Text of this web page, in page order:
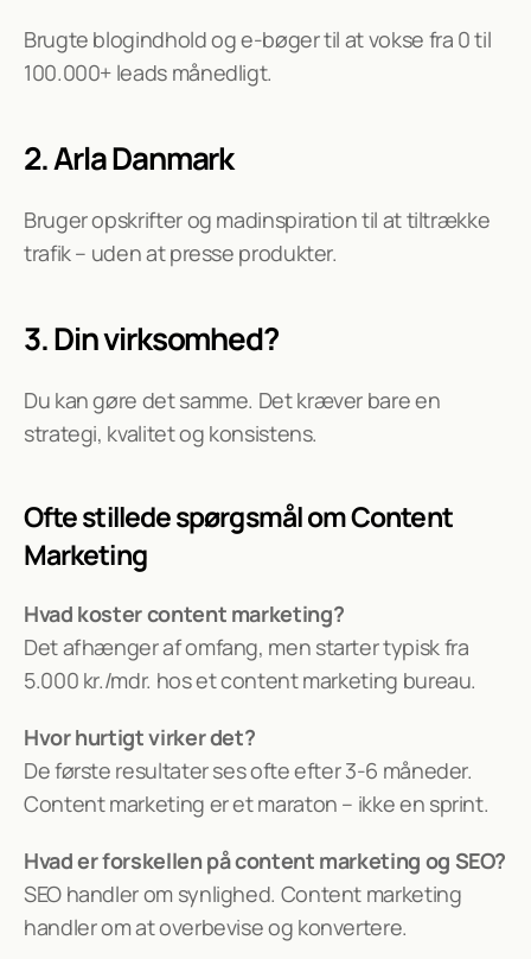
Brugte blogindhold og e-bøger til at vokse fra 0 til
100.000+ leads månedligt.
2. Arla Danmark
Bruger opskrifter og madinspiration til at tiltrække
trafik – uden at presse produkter.
3. Din virksomhed?
Du kan gøre det samme. Det kræver bare en
strategi, kvalitet og konsistens.
Ofte stillede spørgsmål om Content
Marketing
Hvad koster content marketing?
Det afhænger af omfang, men starter typisk fra
5.000 kr./mdr. hos et content marketing bureau.
Hvor hurtigt virker det?
De første resultater ses ofte efter 3-6 måneder.
Content marketing er et maraton – ikke en sprint.
Hvad er forskellen på content marketing og SEO?
SEO handler om synlighed. Content marketing
handler om at overbevise og konvertere.